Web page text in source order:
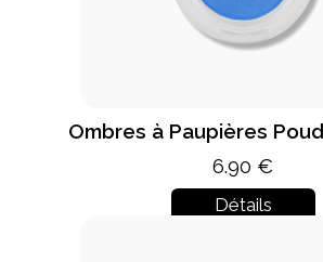
Ombres à Paupières
6.90 €
Détails